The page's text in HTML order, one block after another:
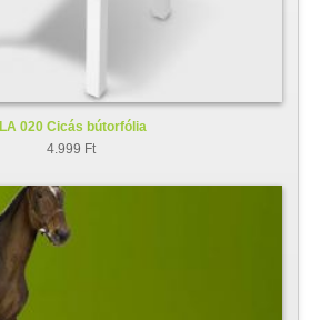
ILA 020 Cicás bútorfólia
4.999 Ft